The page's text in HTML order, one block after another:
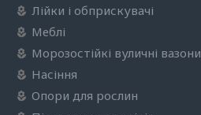
Лійки і обприскувачі
Меблі
Морозостійкі вуличні вазони
Насіння
Опори для рослин